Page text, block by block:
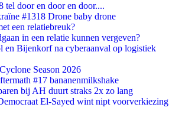
tel door en door en door....
#1318 Drone baby drone
een relatiebreuk?
in een relatie kunnen vergeven?
en Bijenkorf na cyberaanval op logistiek
Season 2026
#17 bananenmilkshake
bij AH duurt straks 2x zo lang
El-Sayed wint nipt voorverkiezing